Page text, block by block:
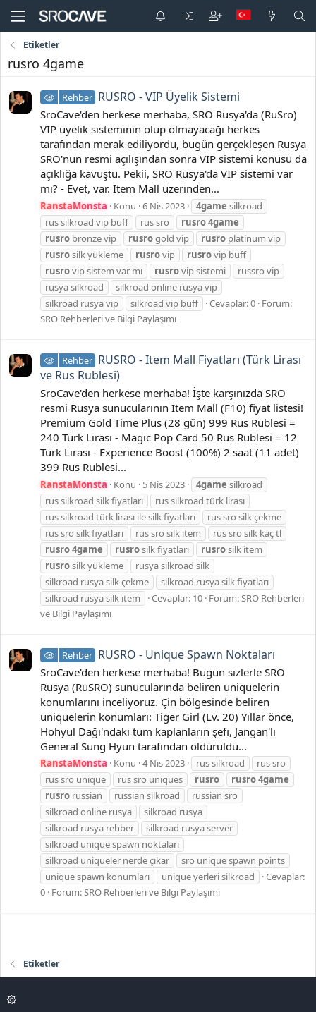
Etiketler
rusro 4game
Rehber RUSRO - VIP Üyelik Sistemi
SroCave'den herkese merhaba, SRO Rusya'da (RuSro)
VIP üyelik sisteminin olup olmayacağı herkes
tarafından merak ediliyordu, bugün gerçekleşen Rusya
SRO'nun resmi açılışından sonra VIP sistemi konusu da
açıklığa kavuştu. Pekii, SRO Rusya'da VIP sistemi var
mı? - Evet, var. Item Mall üzerinden...
RanstaMonsta Konu 6 Nis 2023 4game silkroad
rus silkroad vip buff
rus sro rusro4game
rusro bronze vip rusrogold vip rusro platinum vip
rusrosilk yükleme rusrovip rusrovip buff
rusrovip sistem var mı rusrovip sistemi
russro vip
rusya silkroad
silkroad online rusya vip
silkroad rusya vip
silkroad vip buff Cevaplar: 0 Forum:
SRO Rehberleri ve Bilgi Paylaşımı
Rehber RUSRO - Item Mall Fiyatları (Türk Lirası
ve Rus Rublesi)
SroCave'den herkese merhaba! İşte karşınızda SRO
resmi Rusya sunucularının Item Mall (F10) fiyat listesi!
Premium Gold Time Plus (28 gün) 999 Rus Rublesi =
240 Türk Lirası - Magic Pop Card 50 Rus Rublesi = 12
Türk Lirası - Experience Boost (100%) 2 saat (11 adet)
399 Rus Rublesi...
RanstaMonsta Konu 5 Nis 2023 4game silkroad
rus silkroad silk fiyatları
rus silkroad türk lirası
rus silkroad türk lirası ile silk fiyatları
rus sro silk çekme
rus sro silk fiyatları
rus sro silk item
rus sro silk kaç tl
rusro4game rusrosilk fiyatları rusrosilk item
rusrosilk yükleme
rusya silkroad silk
silkroad rusya silk çekme
silkroad rusya silk fiyatları
silkroad rusya silk item
Cevaplar: 10 Forum:SRO Rehberleri
ve Bilgi Paylaşımı
Rehber RUSRO - Unique Spawn Noktaları
SroCave'den herkese merhaba! Bugün sizlerle SRO
Rusya (RuSRO) sunucularında beliren uniquelerin
konumlarını inceliyoruz. Çin bölgesinde beliren
uniquelerin konumları: Tiger Girl (Lv. 20) Yıllar önce,
Hohyul Dağı'ndaki tüm kaplanların şefi, Jangan'lı
General Sung Hyun tarafından öldürüldü...
RanstaMonsta Konu 4 Nis 2023 rus silkroad
rus sro
rus sro unique
rus sro uniques rusro rusro4game
rusro russian russian silkroad
russian sro
silkroad online rusya
silkroad rusya
silkroad rusya rehber
silkroad rusya server
silkroad unique spawn noktaları
silkroad uniqueler nerde çıkar
sro unique spawn points
unique spawn konumları
unique yerleri silkroad
Cevaplar:
0 Forum:SRO Rehberleri ve Bilgi Paylaşımı
Etiketler